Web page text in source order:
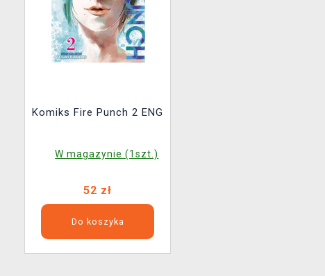
Komiks Fire Punch 2 ENG
W magazynie (1szt.)
52 zł
Do koszyka